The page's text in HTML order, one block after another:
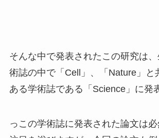
そんな中で発表されたこの研究は
術誌の中で「Cell」、「Nature」と
ある学術誌である「Science」に発
っこの学術誌に発表された論文は